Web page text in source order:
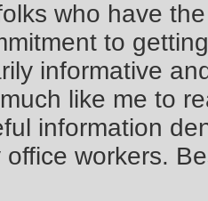
who have
to
informative
like me to
information
office workers.